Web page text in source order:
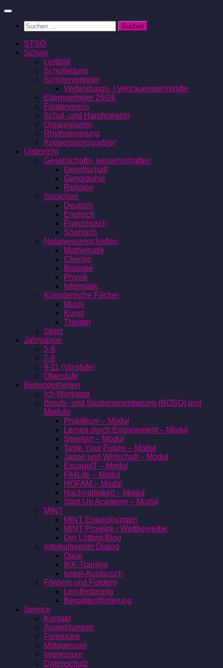
Zum
springenSuchen
nach:
STSÖ
Schule
Leitbild
Schulleitung
Schülervertreter
Verbindungs- / Vertrauenslehrkräfte
Elternvertreter 25/26
Förderverein
Schul- und Handyregeln
Organigramm
Rhythmisierung
Kooperationspartner
Unterricht
Gesellschafts- wissenschaften
Gesellschaft
Geographie
Religion
Sprachen
Deutsch
Englisch
Französisch
Spanisch
Naturwissenschaften
Mathematik
Chemie
Biologie
Physik
Informatik
Künstlerische Fächer
Musik
Kunst
Theater
Sport
Jahrgänge
5-6
7-8
9-11 (Vorstufe)
Oberstufe
Besonderheiten
Ich-Werkstatt
Berufs- und Studienorientierung (BOSO) und
Module
Praktikum – Modul
Lernen durch Engagement – Modul
Streetart – Modul
Taste Your Future – Modul
Japan und Wirtschaft – Modul
EscapeIT – Modul
Fit4Life – Modul
HOFAM – Modul
Nachhaltigkeit – Modul
Start-Up Academy – Modul
MINT
MINT Entwicklungen
MINT Projekte / Wettbewerbe
Der LüttIng-Blog
Interkultureller Dialog
Oase
IKK-Training
Israel-Austausch
Fördern und Fordern
Lernförderung
Begabtenförderung
Service
Kontakt
Anmeldungen
Formulare
Mittagessen
Impressum
Datenschutz